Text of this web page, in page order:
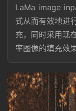
LaMa image
式从而有效地进
充，同时采用现
率图像的填充效果